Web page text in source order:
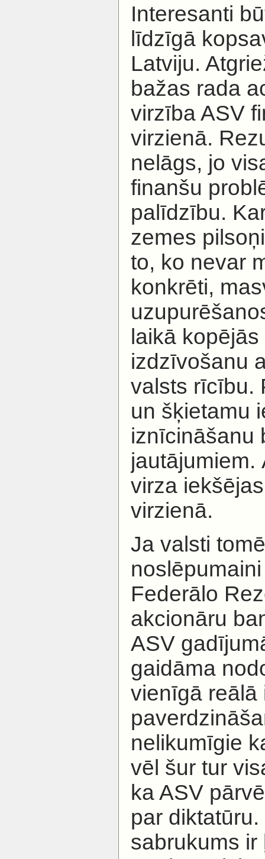
Interesanti
līdzīgā
Latviju.
bažas rada
virzība ASV
virzienā.
nelāgs, jo
finanšu
palīdzību.
zemes
to, ko nevar
konkrēti,
laikā
izdzīvošanu
valsts rīcību.
un šķietamu
iznīcināšanu
jautājumiem.
virza
virzienā.
Ja valsti
Federālo
akcionāru
ASV
gaidāma
vienīgā reālā
nelikumīgie
vēl šur tur
ka ASV
par
sabrukums